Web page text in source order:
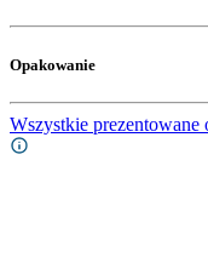
Opakowanie
Wszystkie